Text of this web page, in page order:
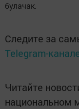
булачак.
Следите за
Telegram-
Читайте
национальном